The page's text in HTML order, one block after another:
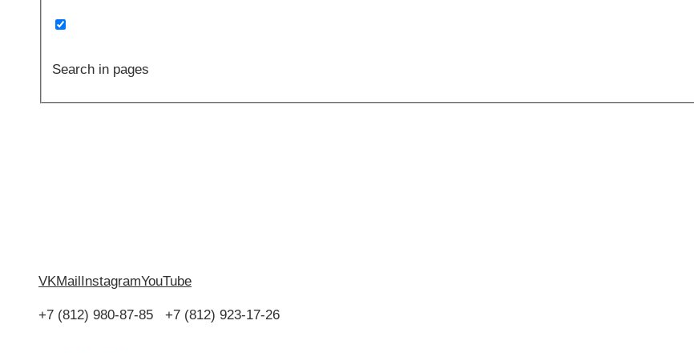
Search in pages
VKMailInstagramYouTube
+7 (812) 980-87-85 +7 (812) 923-17-26